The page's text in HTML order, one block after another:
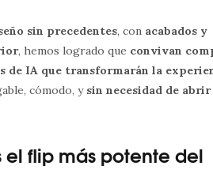
sin precedentes, con acabados y
, hemos logrado que convivan
de IA que transformarán la
cómodo, y sin necesidad de abrir
el flip más potente del